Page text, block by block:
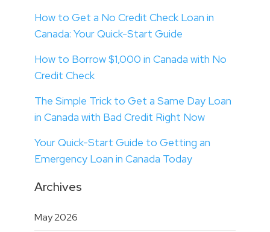
How to Get a No Credit Check Loan in
Canada: Your Quick-Start Guide
How to Borrow $1,000 in Canada with No
Credit Check
The Simple Trick to Get a Same Day Loan
in Canada with Bad Credit Right Now
Your Quick-Start Guide to Getting an
Emergency Loan in Canada Today
Archives
May 2026